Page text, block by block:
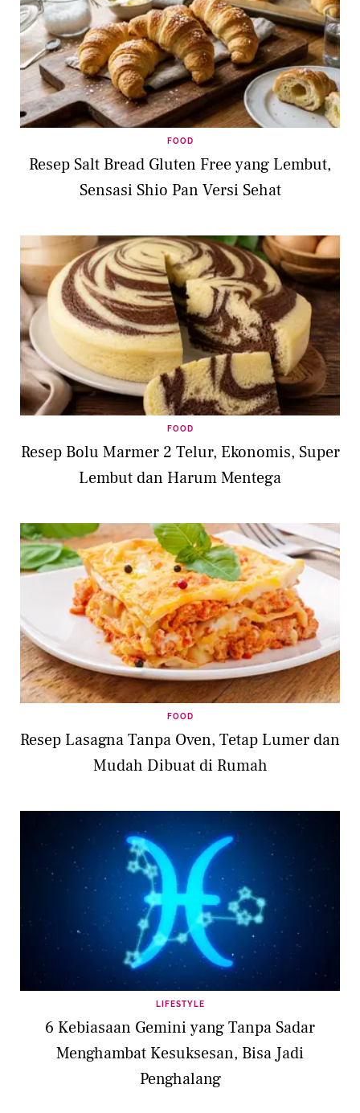
FOOD
Resep Salt Bread Gluten Free yang Lembut,
Sensasi Shio Pan Versi Sehat
FOOD
Resep Bolu Marmer 2 Telur, Ekonomis, Super
Lembut dan Harum Mentega
FOOD
Resep Lasagna Tanpa Oven, Tetap Lumer dan
Mudah Dibuat di Rumah
LIFESTYLE
6 Kebiasaan Gemini yang Tanpa Sadar
Menghambat Kesuksesan, Bisa Jadi
Penghalang